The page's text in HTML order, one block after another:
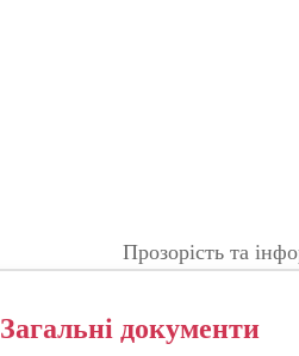
Прозорість та
Загальні документи